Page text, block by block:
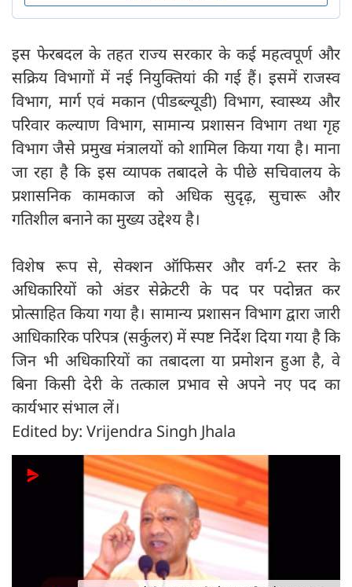
इस फेरबदल के तहत राज्य सरकार के कई महत्वपूर्ण और
सक्रिय विभागों में नई नियुक्तियां की गई हैं। इसमें राजस्व
विभाग, मार्ग एवं मकान (पीडब्ल्यूडी) विभाग, स्वास्थ्य और
परिवार कल्याण विभाग, सामान्य प्रशासन विभाग तथा गृह
विभाग जैसे प्रमुख मंत्रालयों को शामिल किया गया है। माना
जा रहा है कि इस व्यापक तबादले के पीछे सचिवालय के
प्रशासनिक कामकाज को अधिक सुदृढ़, सुचारू और
गतिशील बनाने का मुख्य उद्देश्य है।
विशेष रूप से, सेक्शन ऑफिसर और वर्ग-2 स्तर के
अधिकारियों को अंडर सेक्रेटरी के पद पर पदोन्नत कर
प्रोत्साहित किया गया है। सामान्य प्रशासन विभाग द्वारा जारी
आधिकारिक परिपत्र (सर्कुलर) में स्पष्ट निर्देश दिया गया है कि
जिन भी अधिकारियों का तबादला या प्रमोशन हुआ है, वे
बिना किसी देरी के तत्काल प्रभाव से अपने नए पद का
कार्यभार संभाल लें।
Edited by: Vrijendra Singh Jhala